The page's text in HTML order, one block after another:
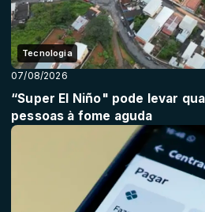
Tecnologia
07/08/2026
“Super El Niño" pode levar
pessoas à fome aguda